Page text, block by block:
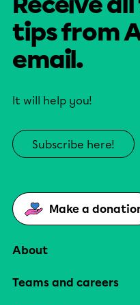
tips from
email.
It will help you!
Subscribe here!
Make a
About
Teams and careers